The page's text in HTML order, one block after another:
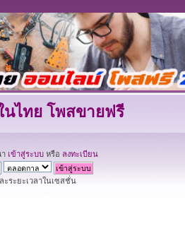
นไทย โพสขายฟรี
เข้าสู่ระบบ หรือ ลงทะเบียน
ระยะเวลาในเซสชั่น